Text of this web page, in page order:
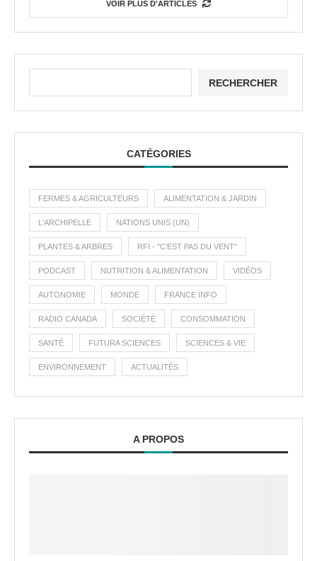
VOIR PLUS D'ARTICLES
RECHERCHER
CATÉGORIES
FERMES & AGRICULTEURS ALIMENTATION & JARDIN
L'ARCHIPELLE NATIONS UNIS (UN)
PLANTES & ARBRES RFI - "C'EST PAS DU VENT"
PODCAST NUTRITION & ALIMENTATION VIDÉOS
AUTONOMIE MONDE FRANCE INFO
RADIO CANADA SOCIÉTÉ CONSOMMATION
SANTÉ FUTURA SCIENCES SCIENCES & VIE
ENVIRONNEMENT ACTUALITÉS
A PROPOS